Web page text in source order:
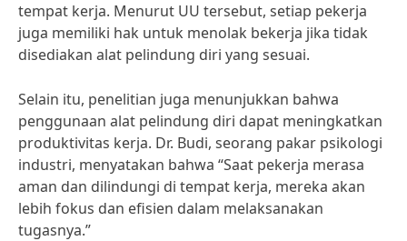
tempat kerja. Menurut UU tersebut, setiap pekerja
juga memiliki hak untuk menolak bekerja jika tidak
disediakan alat pelindung diri yang sesuai.
Selain itu, penelitian juga menunjukkan bahwa
penggunaan alat pelindung diri dapat meningkatkan
produktivitas kerja. Dr. Budi, seorang pakar psikologi
industri, menyatakan bahwa “Saat pekerja merasa
aman dan dilindungi di tempat kerja, mereka akan
lebih fokus dan efisien dalam melaksanakan
tugasnya.”